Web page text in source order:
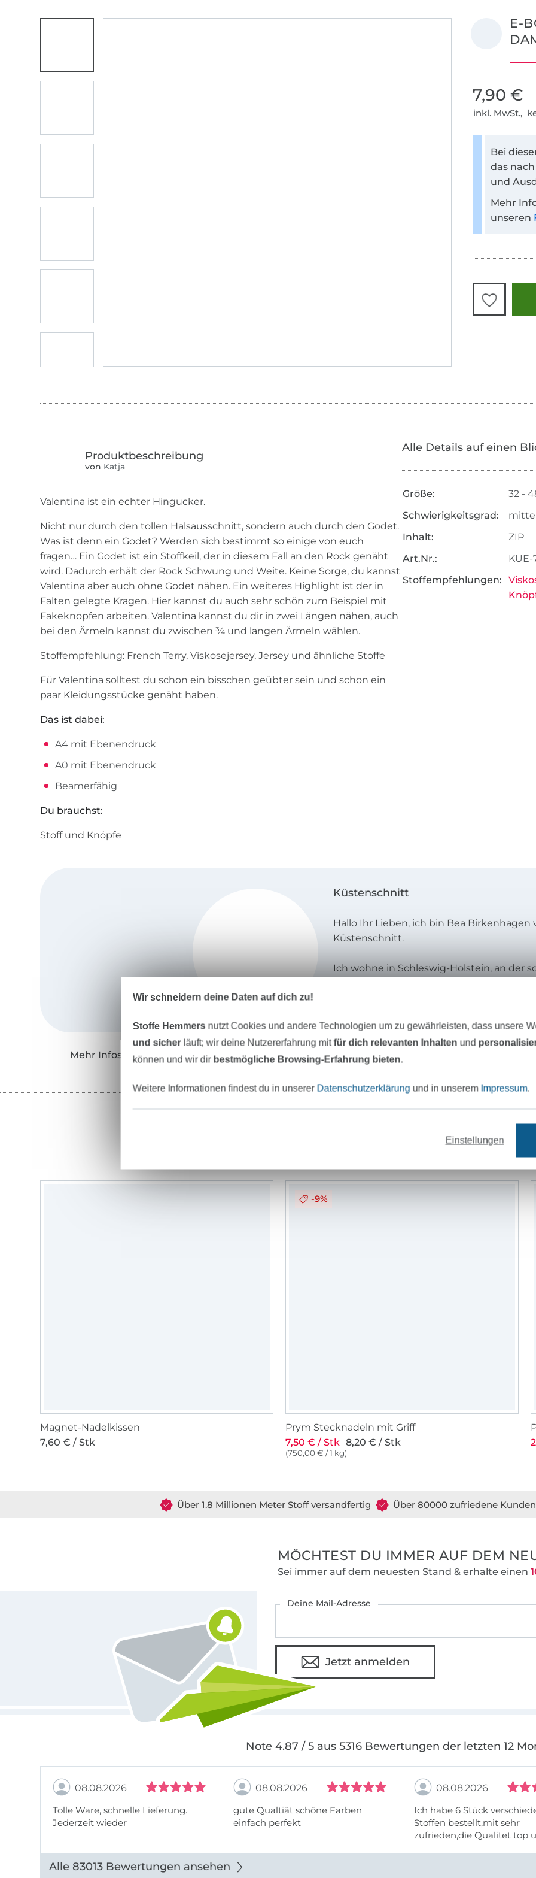
E-
7,90 €
inkl. MwSt.,
Bei
das
und
Mehr
unseren
von Katja
Valentina ist ein echter Hingucker.
Nicht nur durch den tollen Halsausschnitt, sondern auch durch den Godet.
Was ist denn ein Godet? Werden sich bestimmt so einige von euch
fragen… Ein Godet ist ein Stoffkeil, der in diesem Fall an den Rock genäht
wird. Dadurch erhält der Rock Schwung und Weite. Keine Sorge, du kannst
Valentina aber auch ohne Godet nähen. Ein weiteres Highlight ist der in
Falten gelegte Kragen. Hier kannst du auch sehr schön zum Beispiel mit
Fakeknöpfen arbeiten. Valentina kannst du dir in zwei Längen nähen, auch
bei den Ärmeln kannst du zwischen ¾ und langen Ärmeln wählen.
Stoffempfehlung: French Terry, Viskosejersey, Jersey und ähnliche Stoffe
Für Valentina solltest du schon ein bisschen geübter sein und schon ein
paar Kleidungsstücke genäht haben.
Das ist dabei:
A4 mit Ebenendruck
A0 mit Ebenendruck
Beamerfähig
Du brauchst:
Stoff und Knöpfe
Alle Details auf einen
Größe:
32 -
Schwierigkeitsgrad:
mittel
Inhalt:
ZIP
Art.Nr.:
KUE-
Stoffempfehlungen:
Küstenschnitt
Hallo Ihr Lieben, ich bin Bea Birkenhagen
Küstenschnitt.
Ich wohne in Schleswig-Holstein, an der
Unterstützung von zwei
Schneiderinnen/Schnittdirectricen mit
professionellen CAD-Programm erstellt.
gute Paßform wichtig.
Schnitte. Die Nähanleitung ist gut
etwas auffallen oder hast du Probleme,
gerne anschreiben. In meiner Facebook-
Mehr Infos zu "Küstenschnitt"
Magnet-Nadelkissen
7,60 € / Stk
-9%
Prym Stecknadeln mit Griff
7,50 € / Stk 8,20 € / Stk
(750,00 € / 1 kg)
Über 1.8 Millionen Meter Stoff versandfertig Über 80000 zufriedene Kunden
MÖCHTEST DU IMMER AUF DEM
Sei immer auf dem neuesten Stand & erhalte einen
Deine Mail-Adresse
Jetzt anmelden
Note 4.87 / 5 aus 5316 Bewertungen der letzten 12
08.08.2026
Tolle Ware, schnelle Lieferung.
Jederzeit wieder
08.08.2026
gute Qualtiät schöne Farben
einfach perfekt
08.08.2026
Ich habe 6 Stück
Stoffen bestellt,mit sehr
zufrieden,die Qualitet top
Alle 83013 Bewertungen ansehen
Wir schneidern deine Daten auf dich zu!
Stoffe Hemmers nutzt Cookies und andere Technologien um zu gewährleisten, dass unsere
und sicherläuft; wir deine Nutzererfahrung mitfür dich relevanten Inhalten und
können und wir dir bestmögliche Browsing-Erfahrung bieten.
Weitere Informationen findest du in unserer Datenschutzerklärung und in unserem Impressum.
Einstellungen